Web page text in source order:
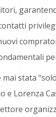
mai stata
e Lorenza